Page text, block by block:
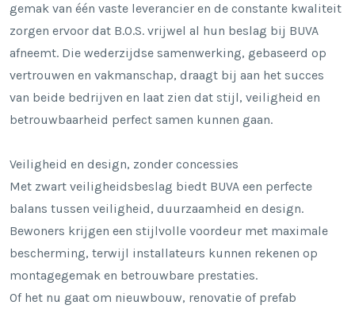
gemak van één vaste leverancier en de constante kwaliteit
zorgen ervoor dat B.O.S. vrijwel al hun beslag bij BUVA
afneemt. Die wederzijdse samenwerking, gebaseerd op
vertrouwen en vakmanschap, draagt bij aan het succes
van beide bedrijven en laat zien dat stijl, veiligheid en
betrouwbaarheid perfect samen kunnen gaan.
Veiligheid en design, zonder concessies
Met zwart veiligheidsbeslag biedt BUVA een perfecte
balans tussen veiligheid, duurzaamheid en design.
Bewoners krijgen een stijlvolle voordeur met maximale
bescherming, terwijl installateurs kunnen rekenen op
montagegemak en betrouwbare prestaties.
Of het nu gaat om nieuwbouw, renovatie of prefab